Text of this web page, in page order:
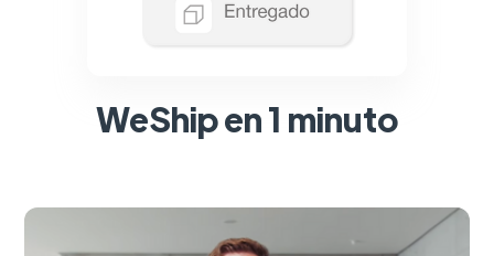
WeShip en 1 minuto